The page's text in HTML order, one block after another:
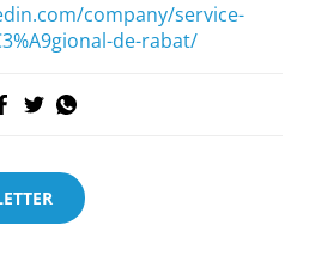
company/service-
de-rabat/